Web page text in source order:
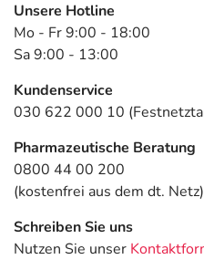
Unsere Hotline
Mo - Fr 9:00 - 18:00
Sa 9:00 - 13:00
Kundenservice
030 622 000 10
Pharmazeutische Beratung
0800 44 00 200
(kostenfrei aus dem dt. Netz)
Schreiben Sie uns
Nutzen Sie unser